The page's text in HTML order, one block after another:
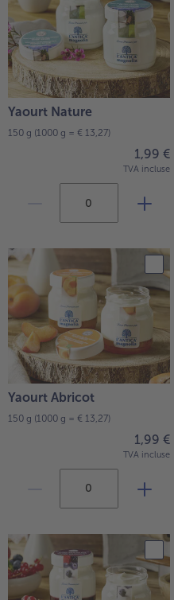
TousVins & Alcools
Ustensiles de
TousUstensiles de
Gâteaux & Tartes
TousGâteaux &
TousBIO
bofrost*free
Tousbofrost*free
High Protein
TousHigh Protein
bofrost*plus.
Alternatives
TousAlternatives
Friteuse à air
TousFriteuse à air
- 5 € à l’achat
Yaourt Nature
150 g (1000 g = € 13,27)
1,99 €
TVA incluse
Yaourt Abricot
150 g (1000 g = € 13,27)
1,99 €
TVA incluse